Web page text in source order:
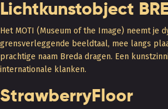
Lichtkunstobject
Het MOTI (Museum of the Image) neemt je
grensverleggende beeldtaal, mee langs
prachtige naam Breda dragen. Een
internationale klanken.
StrawberryFloor